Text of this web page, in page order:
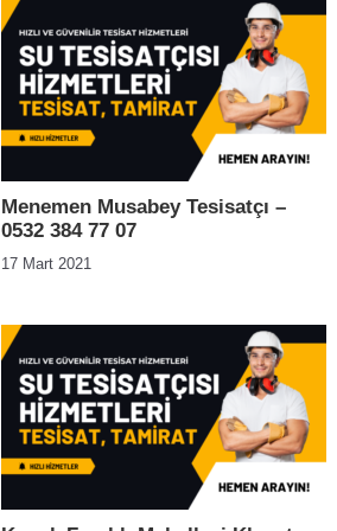
Menemen Musabey Tesisatçı –
0532 384 77 07
17 Mart 2021